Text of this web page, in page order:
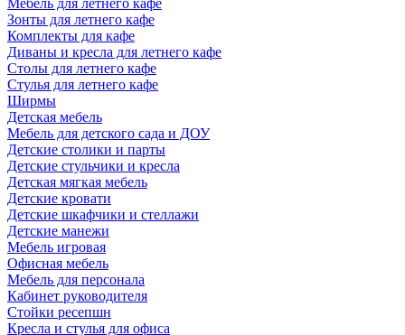
Мебель для летнего кафе
Зонты для летнего кафе
Комплекты для кафе
Диваны и кресла для летнего кафе
Столы для летнего кафе
Стулья для летнего кафе
Ширмы
Детская мебель
Мебель для детского сада и ДОУ
Детские столики и парты
Детские стульчики и кресла
Детская мягкая мебель
Детские кровати
Детские шкафчики и стеллажи
Детские манежи
Мебель игровая
Офисная мебель
Мебель для персонала
Кабинет руководителя
Стойки ресепшн
Кресла и стулья для офиса